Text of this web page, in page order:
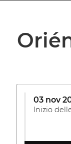
03 nov
Inizio